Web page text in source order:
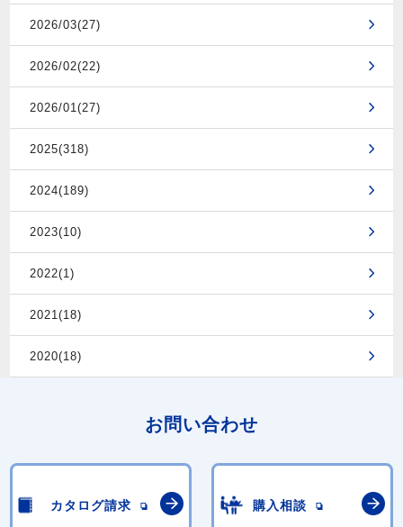
2026/03(27)
2026/02(22)
2026/01(27)
2025(318)
2024(189)
2023(10)
2022(1)
2021(18)
2020(18)
お問い合わせ
カタログ請求 購入相談